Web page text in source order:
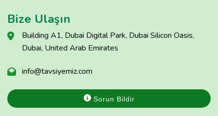
Bize Ulaşın
Building A1, Dubai Digital Park, Dubai Silicon Oasis,
Dubai, United Arab Emirates
info@tavsiyemiz.com
Sorun Bildir